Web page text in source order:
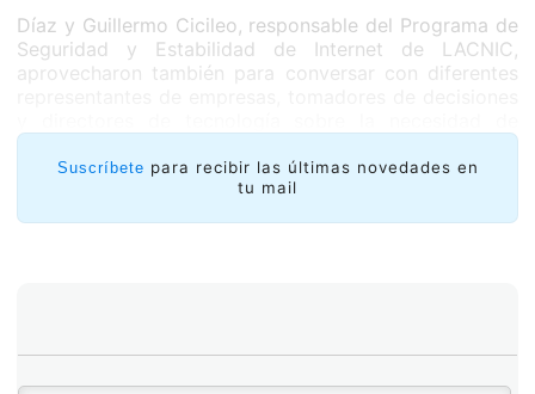
Díaz y Guillermo Cicileo, responsable del Programa de
Seguridad y Estabilidad de Internet de LACNIC,
aprovecharon también para conversar con diferentes
implementar el protocolo IPv6, además de dictar
tutoriales para el personal técnico de los ISPs y de las
entidades gubernamentales.
Suscríbete para recibir las últimas novedades en
tu mail